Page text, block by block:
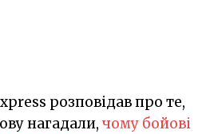
розповідав про те,
нагадали, чому бойові